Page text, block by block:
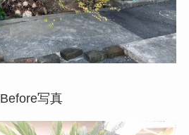
Before写真